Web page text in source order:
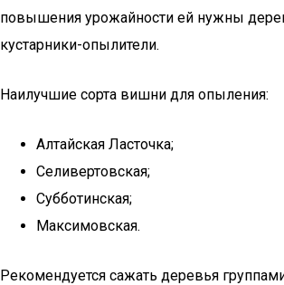
повышения урожайности ей нужны
кустарники-опылители.
Наилучшие сорта вишни для опыления:
Алтайская Ласточка;
Селивертовская;
Субботинская;
Максимовская.
Рекомендуется сажать деревья